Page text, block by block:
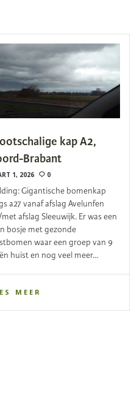
kap A2,
Brabant
1, 2026 0
Gigantische bomenkap
a27 vanaf afslag Avelunfen
afslag Sleeuwijk. Er was een
bosje met gezonde
waar een groep van 9
huist en nog veel meer…
MEER